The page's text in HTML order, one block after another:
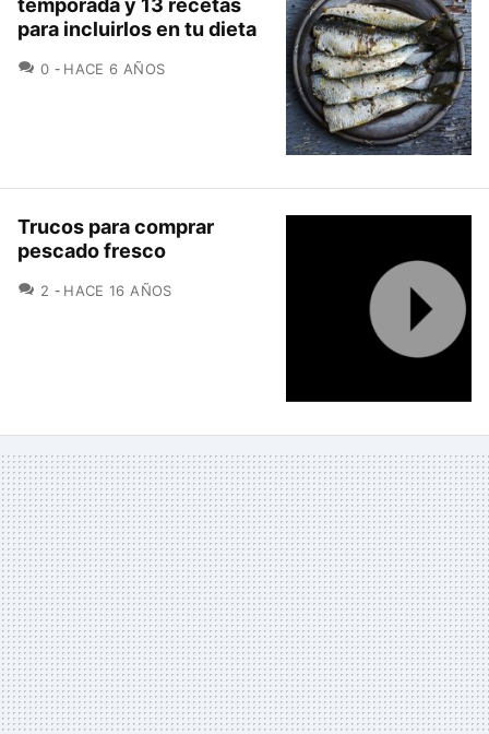
temporada y 13 recetas
para incluirlos en tu dieta
0 COMENTARIOS
HACE 6 AÑOS
Trucos para comprar
pescado fresco
2 COMENTARIOS
HACE 16 AÑOS